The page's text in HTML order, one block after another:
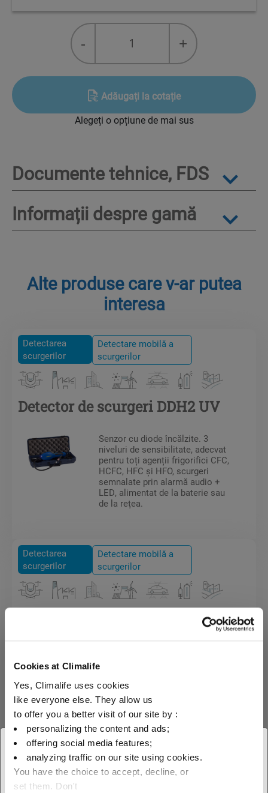
Cookies at Climalife
Yes, Climalife uses cookies
like everyone else. They allow us
to offer you a better visit of our site by :
personalizing the content and ads;
offering social media features;
analyzing traffic on our site using cookies.
You have the choice to accept, decline, or
set them. Don't
× Închideți
Selectați locația dvs.
level
checker
quantity
- +
Adăugați la cotație
Alegeți o opțiune de mai sus
Documente tehnice, FDS
Informații despre gamă
Alte produse care v-ar putea
interesa
Detectarea
scurgerilor
Detectare mobilă a
scurgerilor
Detector de scurgeri DDH2 UV
Senzor cu diode încălzite. 3
niveluri de sensibilitate, adecvat
pentru toți agenții frigorifici CFC,
HCFC, HFC și HFO, scurgeri
semnalate prin alarmă audio +
LED, alimentat de la baterie sau
de la rețea.
Detectarea
scurgerilor
Detectare mobilă a
scurgerilor
Detector de scurgere Tek-Mate